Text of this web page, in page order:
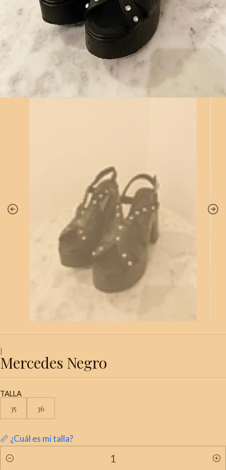
|
Mercedes Negro
TALLA
35 36
📏 ¿Cuál es mi talla?
Quantidade